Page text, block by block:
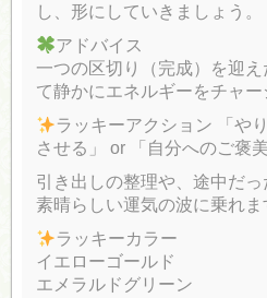
し、形にしていきましょう。
アドバイス
一つの区切り（完成）を迎
て静かにエネルギーをチャー
ラッキーアクション 「や
させる」 or 「自分へのご褒
引き出しの整理や、途中だ
素晴らしい運気の波に乗れま
ラッキーカラー
イエローゴールド
エメラルドグリーン